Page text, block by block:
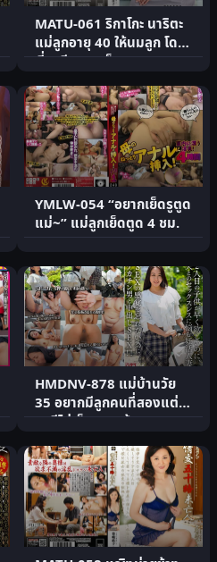
MATU-061 ริกาโกะ นาริตะ
แม่ลูกอายุ 40 ให้นมลูก โดน
พี่สามีหลอกเย็ด
YMLW-054 “อยากเย็ดรูตูด
แม่~” แม่ลูกเย็ดตูด 4 ชม.
HMDNV-878 แม่บ้านวัย
35 อยากมีลูกคนที่สองแต่
สามีไม่เอ็นดู สุดท้ายก.